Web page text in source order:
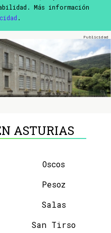
Más información
.
ASTURIAS
Oscos
Pesoz
Salas
San Tirso